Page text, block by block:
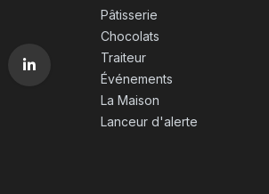
Pâtisserie
Chocolats
Traiteur
Événements
La Maison
Lanceur d'alerte